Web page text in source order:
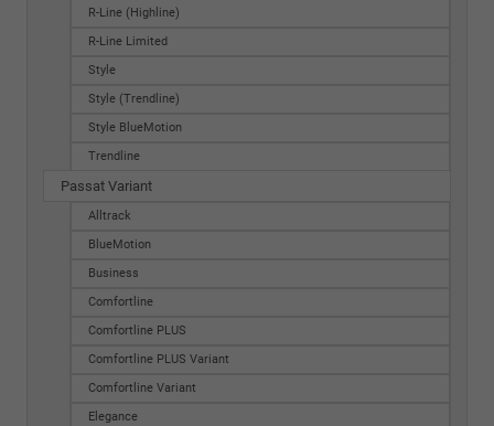
R-Line (Highline)
R-Line Limited
Style
Style (Trendline)
Style BlueMotion
Trendline
Passat Variant
Alltrack
BlueMotion
Business
Comfortline
Comfortline PLUS
Comfortline PLUS Variant
Comfortline Variant
Elegance